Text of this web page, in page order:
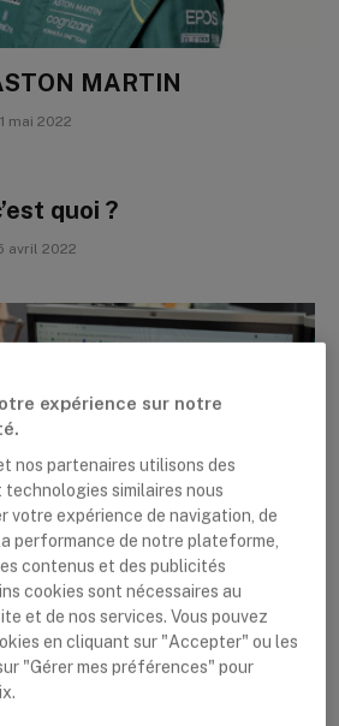
MARTIN
mai 2022
quoi ?
avril 2022
| Gestion des appareils
productivité accrue:
mars 2022
expérience sur notre
nos partenaires utilisons des
technologies similaires nous
votre expérience de navigation, de
performance de notre plateforme,
contenus et des publicités
cookies sont nécessaires au
et de nos services. Vous pouvez
en cliquant sur "Accepter" ou les
"Gérer mes préférences" pour